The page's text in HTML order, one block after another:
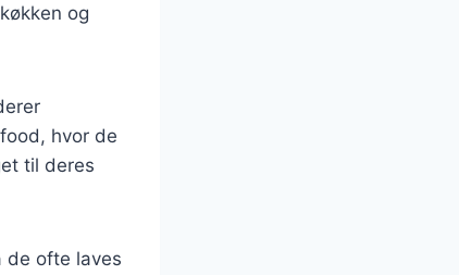
og
hvor de
til deres
de ofte laves